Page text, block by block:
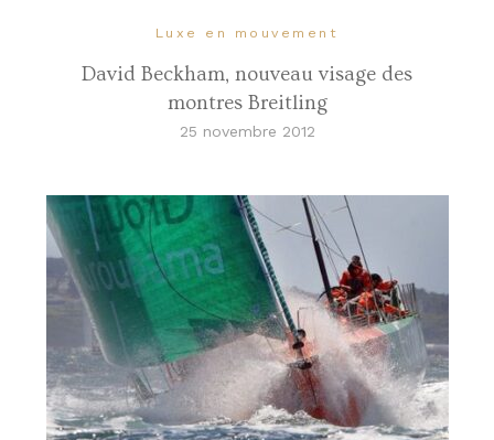
Luxe en mouvement
David Beckham, nouveau visage des
montres Breitling
25 novembre 2012